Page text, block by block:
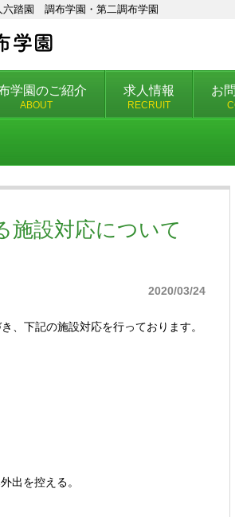
六踏園 調布学園・第二調布学園
学園のご紹介
ABOUT
求人情報
RECRUIT
お
施設対応について
2020/03/24
、下記の施設対応を行っております。
出を控える。